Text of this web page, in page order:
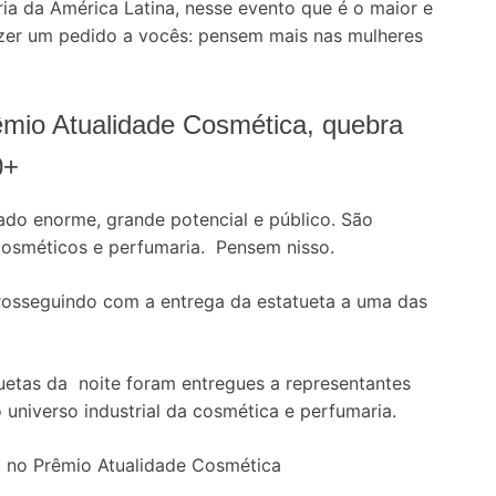
da América Latina, nesse evento que é o maior e
um pedido a vocês: pensem mais nas mulheres
Atualidade Cosmética, quebra
enorme, grande potencial e público. São
e perfumaria. Pensem nisso.
com a entrega da estatueta a uma das
da noite foram entregues a representantes
industrial da cosmética e perfumaria.